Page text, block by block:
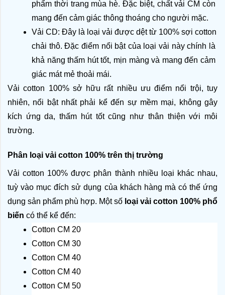
phẩm thời trang mùa hè. Đặc biệt, chất vải CM còn
mang đến cảm giác thông thoáng cho người mặc.
Vải CD: Đây là loại vải được dệt từ 100% sợi cotton
chải thô. Đặc điểm nổi bật của loại vải này chính là
khả năng thấm hút tốt, mịn màng và mang đến cảm
giác mát mẻ thoải mái.
Vải cotton 100% sở hữu rất nhiều ưu điểm nổi trội, tuy
nhiên, nổi bật nhất phải kể đến sự mềm mại, không gây
kích ứng da, thấm hút tốt cũng như thân thiện với môi
trường.
Phân loại vải cotton 100% trên thị trường
Vải cotton 100% được phân thành nhiều loại khác nhau,
tuỳ vào mục đích sử dụng của khách hàng mà có thế ứng
dụng sản phẩm phù hợp. Một số loại vải cotton 100% phổ
biến có thể kể đến:
Cotton CM 20
Cotton CM 30
Cotton CM 40
Cotton CM 40
Cotton CM 50